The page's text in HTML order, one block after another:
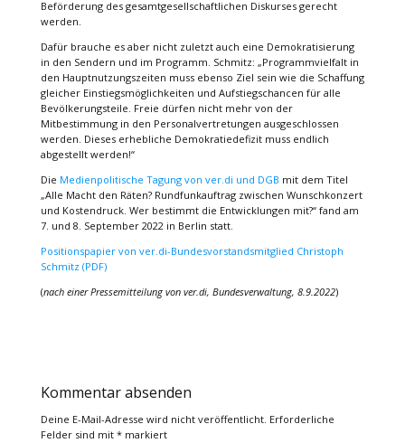
Beförderung des gesamtgesellschaftlichen Diskurses gerecht
werden.
Dafür brauche es aber nicht zuletzt auch eine Demokratisierung
in den Sendern und im Programm. Schmitz: „Programmvielfalt in
den Hauptnutzungszeiten muss ebenso Ziel sein wie die Schaffung
gleicher Einstiegsmöglichkeiten und Aufstiegschancen für alle
Bevölkerungsteile. Freie dürfen nicht mehr von der
Mitbestimmung in den Personalvertretungen ausgeschlossen
werden. Dieses erhebliche Demokratiedefizit muss endlich
abgestellt werden!“
Die Medienpolitische Tagung von ver.di und DGB mit dem Titel
„Alle Macht den Räten? Rundfunkauftrag zwischen Wunschkonzert
und Kostendruck. Wer bestimmt die Entwicklungen mit?“ fand am
7. und 8. September 2022 in Berlin statt.
Positionspapier von ver.di-Bundesvorstandsmitglied Christoph
Schmitz (PDF)
(nach einer Pressemitteilung von ver.di, Bundesverwaltung, 8.9.2022)
Kommentar absenden
Deine E-Mail-Adresse wird nicht veröffentlicht. Erforderliche
Felder sind mit *markiert